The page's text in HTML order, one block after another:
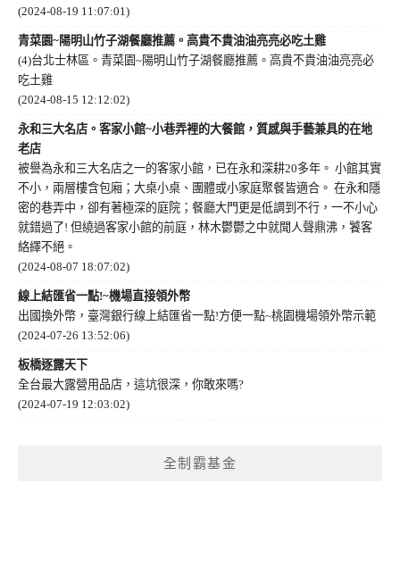
(2024-08-19 11:07:01)
青菜園~陽明山竹子湖餐廳推薦。高貴不貴油油亮亮必吃土雞
(4)台北士林區。青菜園~陽明山竹子湖餐廳推薦。高貴不貴油油亮亮必
吃土雞
(2024-08-15 12:12:02)
永和三大名店。客家小館~小巷弄裡的大餐館，質感與手藝兼具的在地
老店
被譽為永和三大名店之一的客家小館，已在永和深耕20多年。 小館其實
不小，兩層樓含包廂；大桌小桌、團體或小家庭聚餐皆適合。 在永和隱
密的巷弄中，卻有著極深的庭院；餐廳大門更是低調到不行，一不小心
就錯過了! 但繞過客家小館的前庭，林木鬱鬱之中就聞人聲鼎沸，饕客
絡繹不絕。
(2024-08-07 18:07:02)
線上結匯省一點!~機場直接領外幣
出國換外幣，臺灣銀行線上結匯省一點!方便一點~桃園機場領外幣示範
(2024-07-26 13:52:06)
板橋逐露天下
全台最大露營用品店，這坑很深，你敢來嗎?
(2024-07-19 12:03:02)
全制霸基金